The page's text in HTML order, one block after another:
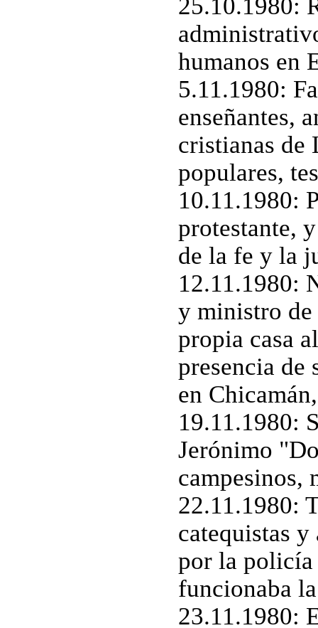
25.10.1980:
humanos en
5.11.1980:
enseñantes,
cristianas de
populares,
10.11.1980:
protestante,
de la fe y la
12.11.1980:
y ministro de
propia casa
presencia de
en
19.11.1980:
Jerónimo
campesinos,
22.11.1980:
catequistas y
por la policía
funcionaba
23.11.1980: